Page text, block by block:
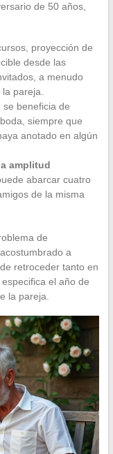
de 50 años,
proyección de
desde las
a menudo
pareja.
se beneficia de
siempre que
anotado en algún
amplitud
abarcar cuatro
de la misma
de
a
retroceder tanto en
el año de
la pareja.